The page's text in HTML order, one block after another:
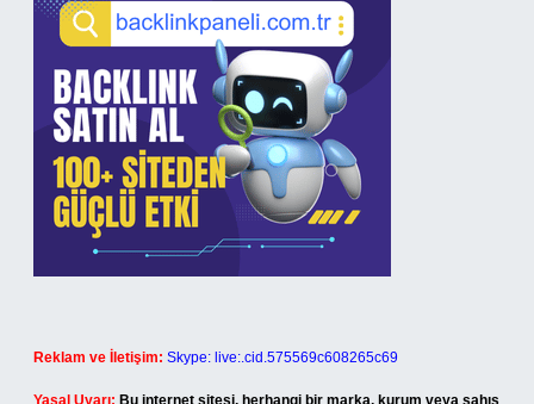
Reklam ve İletişim: Skype: live:.cid.575569c608265c69
Yasal Uyarı: Bu internet sitesi, herhangi bir marka, kurum veya şahıs